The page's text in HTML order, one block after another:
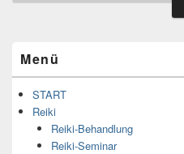
Widget-
Bereich
Menü
START
Reiki
Reiki-Behandlung
Reiki-Seminar